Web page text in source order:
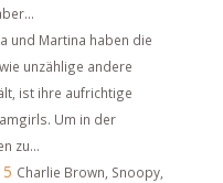
und Martina haben die
unzählige andere
ist ihre aufrichtige
Um in der
zu...
Charlie Brown, Snoopy,